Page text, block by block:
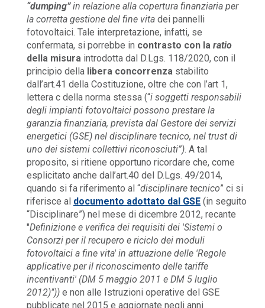
“dumping”in relazione alla copertura finanziaria per
la corretta gestione del fine vita dei pannelli
fotovoltaici. Tale interpretazione, infatti, se
confermata, si porrebbe in contrasto con la ratio
della misura introdotta dal D.Lgs. 118/2020, con il
principio della libera concorrenza stabilito
dall’art.41 della Costituzione, oltre che con l’art 1,
lettera c della norma stessa (“i soggetti responsabili
degli impianti fotovoltaici possono prestare la
garanzia finanziaria, prevista dal Gestore dei servizi
energetici (GSE) nel disciplinare tecnico, nel trust di
uno dei sistemi collettivi riconosciuti”). A tal
proposito, si ritiene opportuno ricordare che, come
esplicitato anche dall’art.40 del D.Lgs. 49/2014,
quando si fa riferimento al “disciplinare tecnico” ci si
riferisce al documento adottato dal GSE (in seguito
“Disciplinare”) nel mese di dicembre 2012, recante
"Definizione e verifica dei requisiti dei 'Sistemi o
Consorzi per il recupero e riciclo dei moduli
fotovoltaici a fine vita' in attuazione delle 'Regole
applicative per il riconoscimento delle tariffe
incentivanti' (DM 5 maggio 2011 e DM 5 luglio
2012)")) e non alle Istruzioni operative del GSE
pubblicate nel 2015 e aggiornate negli anni